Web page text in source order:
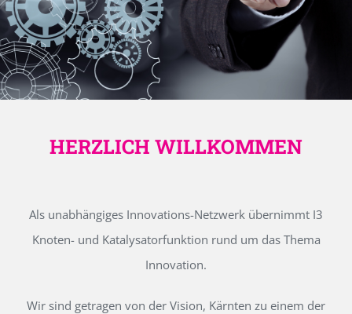
HERZLICH WILLKOMMEN
Als unabhängiges Innovations-Netzwerk übernimmt I3
Knoten- und Katalysatorfunktion rund um das Thema
Innovation.
Wir sind getragen von der Vision, Kärnten zu einem der